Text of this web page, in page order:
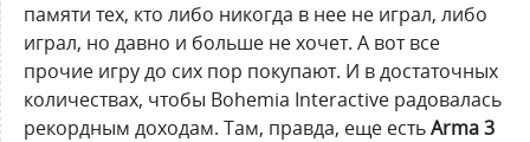
памяти тех, кто либо никогда в нее не играл, либо
играл, но давно и больше не хочет. А вот все
прочие игру до сих пор покупают. И в достаточных
количествах, чтобы Bohemia Interactive радовалась
рекордным доходам. Там, правда, еще естьArma 3